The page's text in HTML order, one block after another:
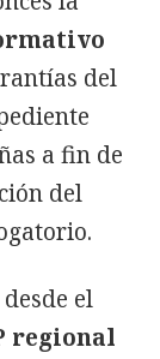
del
a fin de
del
el
regional